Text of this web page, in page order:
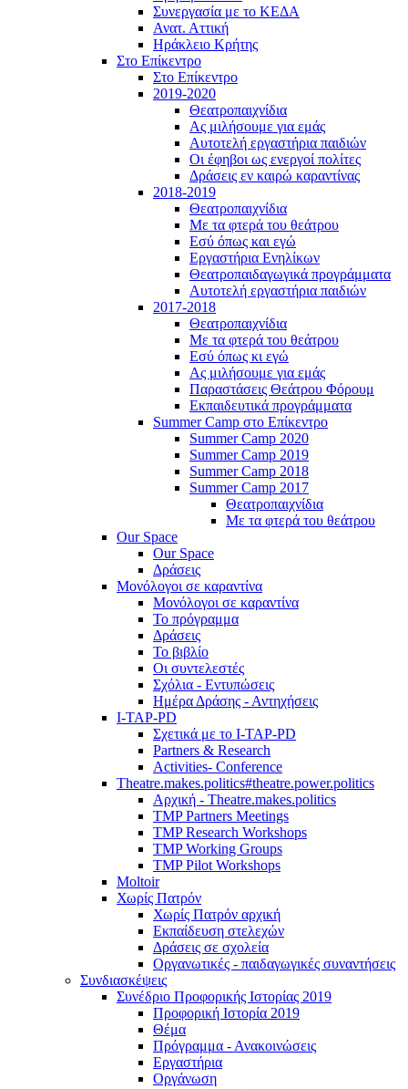
Συνεργασία με το ΚΕΔΑ
Ανατ. Αττική
Ηράκλειο Κρήτης
Στο Επίκεντρο
Στο Επίκεντρο
2019-2020
Θεατροπαιχνίδια
Ας μιλήσουμε για εμάς
Αυτοτελή εργαστήρια παιδιών
Οι έφηβοι ως ενεργοί πολίτες
Δράσεις εν καιρώ καραντίνας
2018-2019
Θεατροπαιχνίδια
Με τα φτερά του θεάτρου
Εσύ όπως και εγώ
Εργαστήρια Ενηλίκων
Θεατροπαιδαγωγικά προγράμματα
Αυτοτελή εργαστήρια παιδιών
2017-2018
Θεατροπαιχνίδια
Με τα φτερά του θεάτρου
Εσύ όπως κι εγώ
Ας μιλήσουμε για εμάς
Παραστάσεις Θεάτρου Φόρουμ
Εκπαιδευτικά προγράμματα
Summer Camp στο Επίκεντρο
Summer Camp 2020
Summer Camp 2019
Summer Camp 2018
Summer Camp 2017
Θεατροπαιχνίδια
Με τα φτερά του θεάτρου
Our Space
Our Space
Δράσεις
Μονόλογοι σε καραντίνα
Μονόλογοι σε καραντίνα
Το πρόγραμμα
Δράσεις
Το βιβλίο
Οι συντελεστές
Σχόλια - Εντυπώσεις
Ημέρα Δράσης - Αντηχήσεις
I-TAP-PD
Σχετικά με το I-TAP-PD
Partners & Research
Activities- Conference
Theatre.makes.politics#theatre.power.politics
Αρχική - Theatre.makes.politics
TMP Partners Meetings
TMP Research Workshops
TMP Working Groups
TMP Pilot Workshops
Moltoir
Χωρίς Πατρόν
Χωρίς Πατρόν αρχική
Εκπαίδευση στελεχών
Δράσεις σε σχολεία
Οργανωτικές - παιδαγωγικές συναντήσεις
Συνδιασκέψεις
Συνέδριο Προφορικής Ιστορίας 2019
Προφορική Ιστορία 2019
Θέμα
Πρόγραμμα - Ανακοινώσεις
Εργαστήρια
Οργάνωση